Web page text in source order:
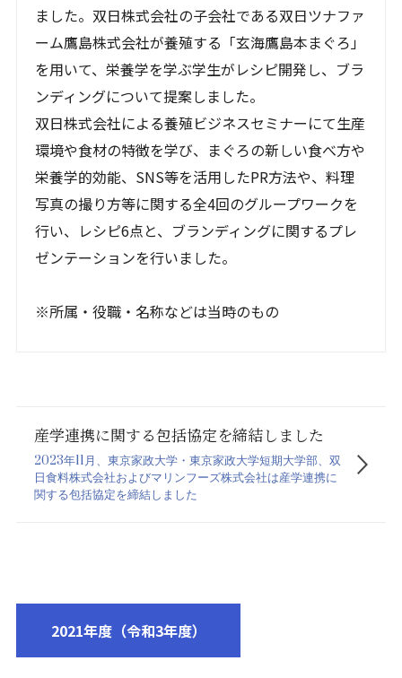
ました。双日株式会社の子会社である双日ツナファ
ーム鷹島株式会社が養殖する「玄海鷹島本まぐろ」
を用いて、栄養学を学ぶ学生がレシピ開発し、ブラ
ンディングについて提案しました。
双日株式会社による養殖ビジネスセミナーにて生産
環境や食材の特徴を学び、まぐろの新しい食べ方や
栄養学的効能、SNS等を活用したPR方法や、料理
写真の撮り方等に関する全4回のグループワークを
行い、レシピ6点と、ブランディングに関するプレ
ゼンテーションを行いました。
※所属・役職・名称などは当時のもの
産学連携に関する包括協定を締結しました
2023年11月、東京家政大学・東京家政大学短期大学部、双
日食料株式会社およびマリンフーズ株式会社は産学連携に
関する包括協定を締結しました
2021年度（令和3年度）